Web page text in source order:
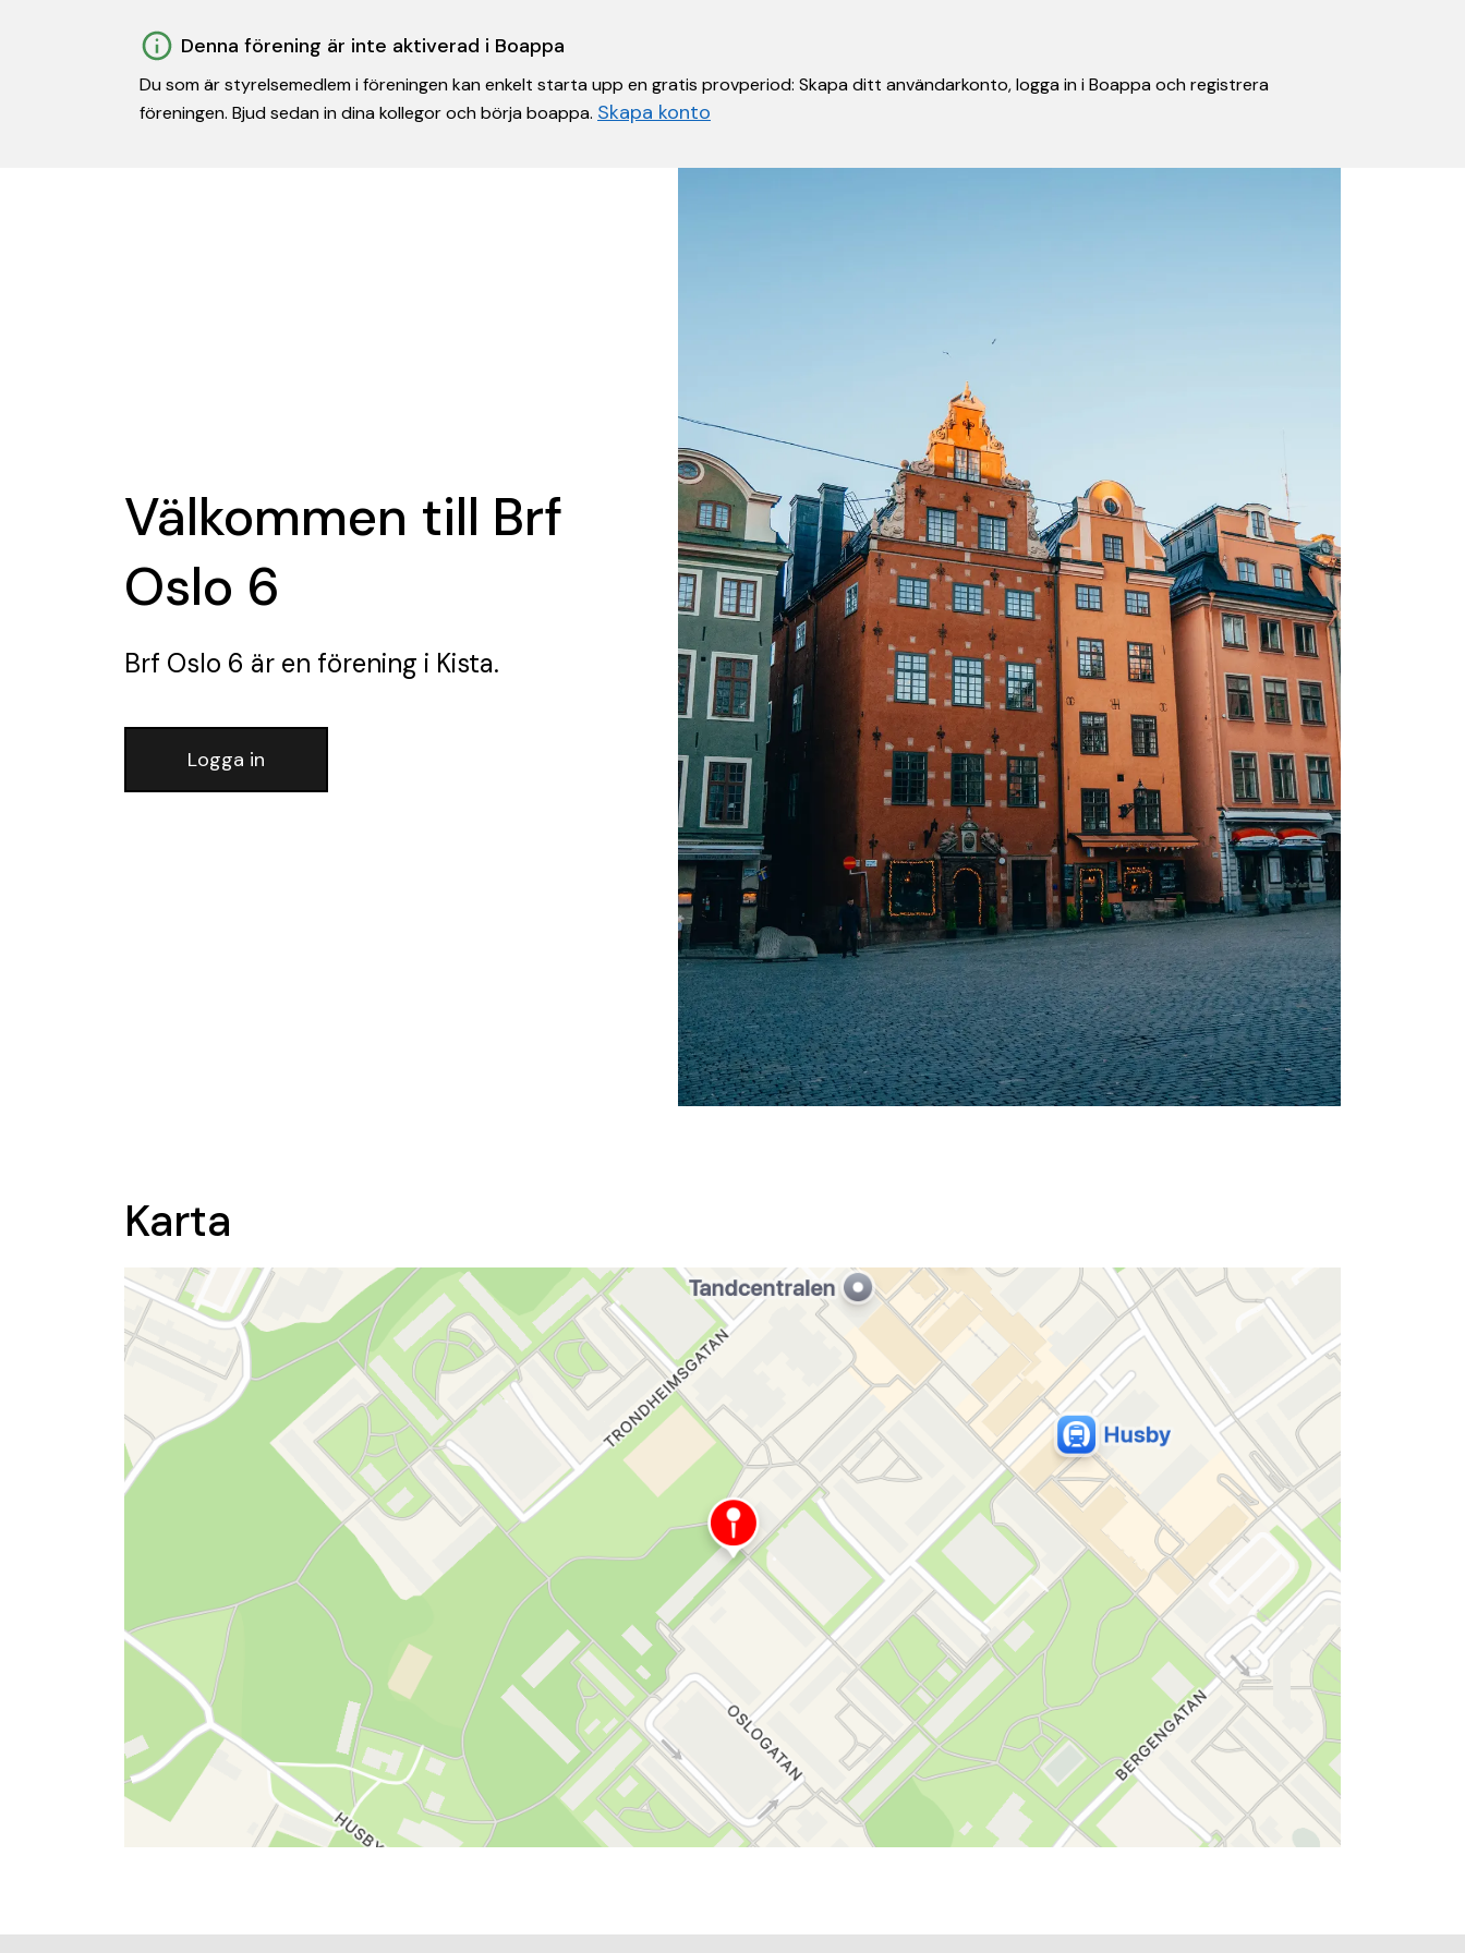
Denna förening är inte aktiverad i Boappa
Du som är styrelsemedlem i föreningen kan enkelt starta upp en gratis provperiod: Skapa ditt användarkonto, logga in i Boappa och registrera
föreningen. Bjud sedan in dina kollegor och börja boappa. Skapa konto
Välkommen till Brf
Oslo 6
Brf Oslo 6 är en förening i Kista.
Logga in
Karta